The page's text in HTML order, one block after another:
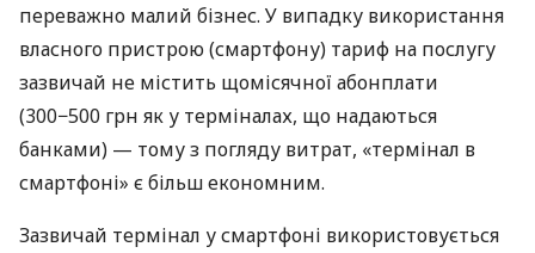
переважно малий бізнес. У випадку використання
власного пристрою (смартфону) тариф на послугу
зазвичай не містить щомісячної абонплати
(300−500 грн як у терміналах, що надаються
банками) — тому з погляду витрат, «термінал в
смартфоні» є більш економним.
Зазвичай термінал у смартфоні використовується